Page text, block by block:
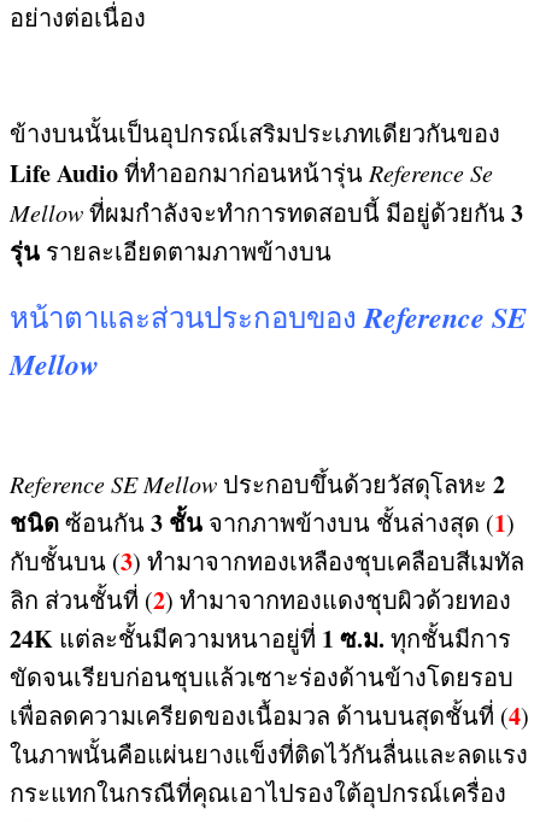
อย่างต่อเนื่อง
ข้างบนนั้นเป็นอุปกรณ์เสริมประเภทเดียวกันของ
Life Audioที่ทำออกมาก่อนหน้ารุ่น Reference Se
Mellowที่ผมกำลังจะทำการทดสอบนี้ มีอยู่ด้วยกัน3
รุ่น รายละเอียดตามภาพข้างบน
หน้าตาและส่วนประกอบของReference SE
Mellow
Reference SE Mellow ประกอบขึ้นด้วยวัสดุโลหะ 2
ชนิดซ้อนกัน3 ชั้น จากภาพข้างบน ชั้นล่างสุด (1)
กับชั้นบน (3) ทำมาจากทองเหลืองชุบเคลือบสีเมทัล
ลิก ส่วนชั้นที่ (2) ทำมาจากทองแดงชุบผิวด้วยทอง
24K แต่ละชั้นมีความหนาอยู่ที่ 1 ซ.ม. ทุกชั้นมีการ
ขัดจนเรียบก่อนชุบแล้วเซาะร่องด้านข้างโดยรอบ
เพื่อลดความเครียดของเนื้อมวล ด้านบนสุดชั้นที่ (4)
ในภาพนั้นคือแผ่นยางแข็งที่ติดไว้กันลื่นและลดแรง
กระแทกในกรณีที่คุณเอาไปรองใต้อุปกรณ์เครื่อง